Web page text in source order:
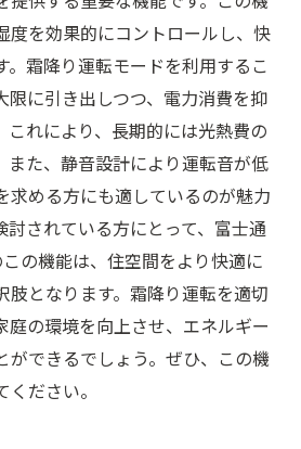
度を効果的にコントロールし、快
。霜降り運転モードを利用するこ
限に引き出しつつ、電力消費を抑
これにより、長期的には光熱費の
また、静音設計により運転音が低
求める方にも適しているのが魅力
討されている方にとって、富士通
の機能は、住空間をより快適に
肢となります。霜降り運転を適切
庭の環境を向上させ、エネルギー
ができるでしょう。ぜひ、この機
ださい。